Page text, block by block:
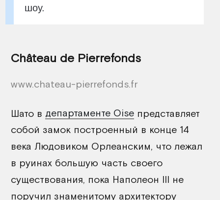
шоу.
Château de Pierrefonds
www.chateau-pierrefonds.fr
Шато в департаменте Oise представляет
собой замок построенный в конце 14
века Людовиком Орлеанским, что лежал
в руинах большую часть своего
существования, пока Наполеон III не
поручил знаменитому архитектору